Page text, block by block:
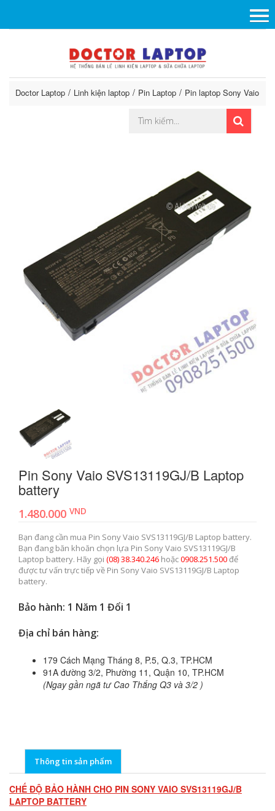
Doctor Laptop Linh kiện laptop Pin Laptop Pin laptop Sony Vaio
Pin Sony Vaio SVS13119GJ/B Laptop
battery
1.480.000 VND
Bạn đang cần mua Pin Sony Vaio SVS13119GJ/B Laptop battery.
Bạn đang băn khoăn chọn lựa Pin Sony Vaio SVS13119GJ/B
Laptop battery. Hãy gọi (08) 38.340.246 hoặc0908.251.500để
được tư vấn trực tiếp về Pin Sony Vaio SVS13119GJ/B Laptop
battery.
Bảo hành: 1 Năm 1 Đổi 1
Địa chỉ bán hàng:
179 Cách Mạng Tháng 8, P.5, Q.3, TP.HCM
91A đường 3/2, Phường 11, Quận 10, TP.HCM
(Ngay gần ngã tư Cao Thắng Q3 và 3/2 )
Thông tin sản phẩm
CHẾ ĐỘ BẢO HÀNH CHO PIN SONY VAIO SVS13119GJ/B
LAPTOP BATTERY